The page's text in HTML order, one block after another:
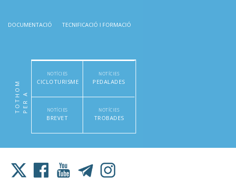
DOCUMENTACIÓ TECNIFICACIÓ I FORMACIÓ
P
E
R
A
T
O
T
H
O
M
NOTÍCIES
CICLOTURISME
NOTÍCIES
PEDALADES
NOTÍCIES
BREVET
NOTÍCIES
TROBADES